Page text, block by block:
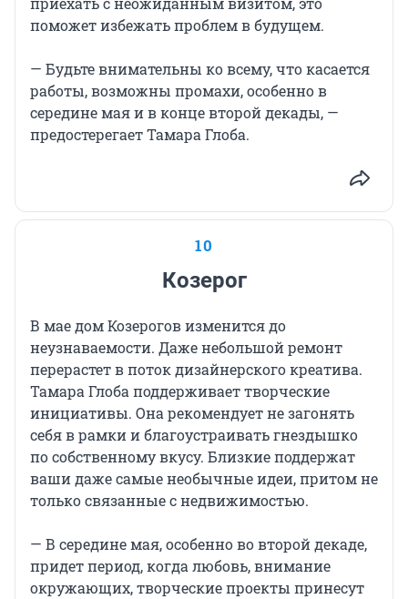
поможет избежать проблем в будущем.
— Будьте внимательны ко всему, что касается
работы, возможны промахи, особенно в
середине мая и в конце второй декады, —
предостерегает Тамара Глоба.
10
Козерог
В мае дом Козерогов изменится до
неузнаваемости. Даже небольшой ремонт
перерастет в поток дизайнерского креатива.
Тамара Глоба поддерживает творческие
инициативы. Она рекомендует не загонять
себя в рамки и благоустраивать гнездышко
по собственному вкусу. Близкие поддержат
ваши даже самые необычные идеи, притом не
только связанные с недвижимостью.
— В середине мая, особенно во второй декаде,
придет период, когда любовь, внимание
окружающих, творческие проекты принесут